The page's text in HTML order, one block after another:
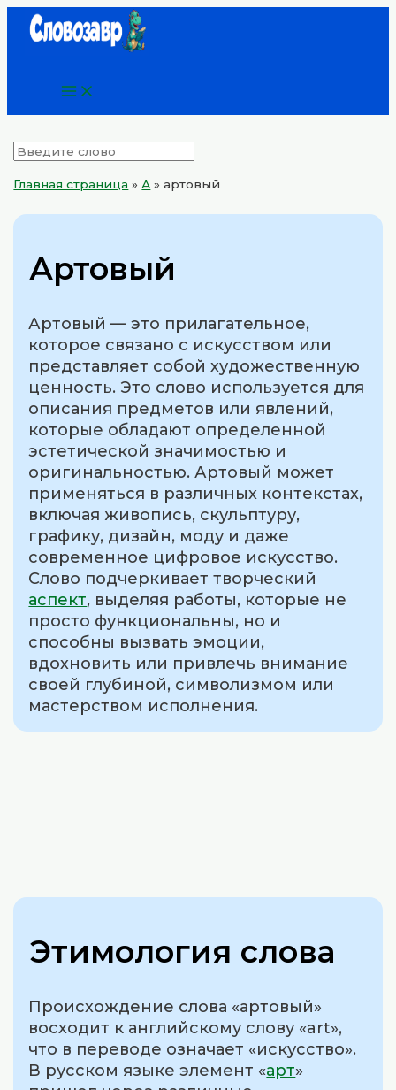
ПерейтиMain
Главная страница »А »артовый
Артовый
Артовый — это прилагательное,
которое связано с искусством или
представляет собой художественную
ценность. Это слово используется для
описания предметов или явлений,
которые обладают определенной
эстетической значимостью и
оригинальностью. Артовый может
применяться в различных контекстах,
включая живопись, скульптуру,
графику, дизайн, моду и даже
современное цифровое искусство.
Слово подчеркивает творческий
аспект, выделяя работы, которые не
просто функциональны, но и
способны вызвать эмоции,
вдохновить или привлечь внимание
своей глубиной, символизмом или
мастерством исполнения.
Этимология слова
Происхождение слова «артовый»
восходит к английскому слову «art»,
что в переводе означает «искусство».
В русском языке элемент «арт»